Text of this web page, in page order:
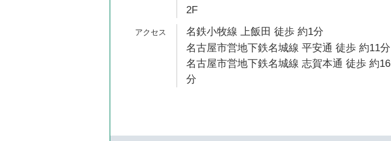
2F
名鉄小牧線 上飯田 徒歩 約1分
名古屋市営地下鉄名城線 平安通 徒歩 約11分
名古屋市営地下鉄名城線 志賀本通 徒歩 約16
分